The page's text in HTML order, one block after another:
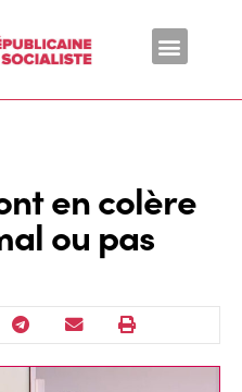
en colère
ou pas